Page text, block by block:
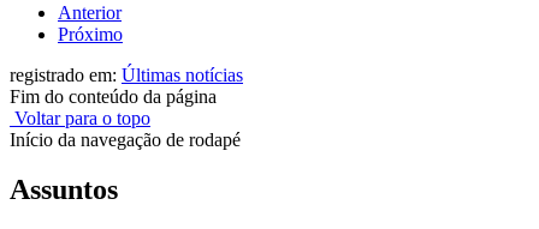
Anterior
Próximo
registrado em: Últimas notícias
Fim do conteúdo da página
Voltar para o topo
Início da navegação de rodapé
Assuntos